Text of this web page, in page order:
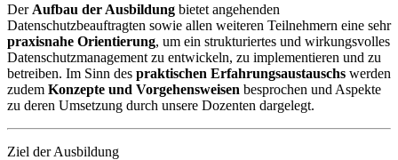
Der Aufbau der Ausbildung bietet angehenden
Datenschutzbeauftragten sowie allen weiteren Teilnehmern eine sehr
praxisnahe Orientierung, um ein strukturiertes und wirkungsvolles
Datenschutzmanagement zu entwickeln, zu implementieren und zu
betreiben. Im Sinn des praktischen Erfahrungsaustauschs werden
zudem Konzepte und Vorgehensweisen besprochen und Aspekte
zu deren Umsetzung durch unsere Dozenten dargelegt.
Ziel der Ausbildung